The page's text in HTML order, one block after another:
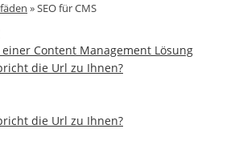
»SEO für CMS
Content Management Lösung
die Url zu Ihnen?
die Url zu Ihnen?